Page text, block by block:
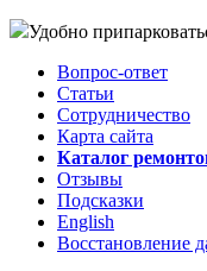
Удобно
Вопрос-ответ
Статьи
Сотрудничество
Карта сайта
Каталог
Отзывы
Подсказки
English
Восстановление